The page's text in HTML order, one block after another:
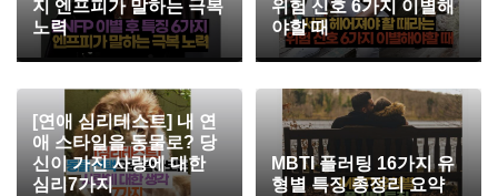
지 엔프피가 말하는 극복
노력
위험 신호 6가지 이별해
야할 때
[연애 심리테스트] 내 연
애 스타일을 동물로? 당
신이 가진 사랑에 대한
심리7가지
MBTI 플러팅 16가지 유
형별 특징 총정리 요약